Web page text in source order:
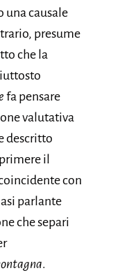
una causale
presume
che la
fa pensare
valutativa
descritto
il
con
parlante
che separi
.